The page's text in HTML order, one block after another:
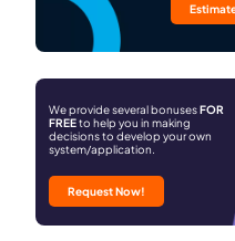
We provide several bonusesFOR
FREEto help you in making
decisions to develop your own
system/application.
Request Now!